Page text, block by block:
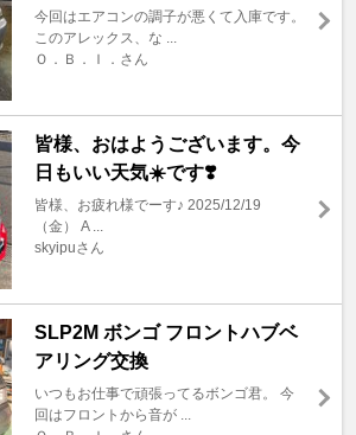
今回はエアコンの調子が悪くて入庫です。
このアレックス、な ...
Ｏ．Ｂ．Ｉ．さん
皆様、おはようございます。今
日もいい天気☀️です❣️
皆様、お疲れ様でーす♪ 2025/12/19
（金） A ...
skyipuさん
SLP2M ボンゴ フロントハブベ
アリング交換
いつもお仕事で頑張ってるボンゴ君。 今
回はフロントから音が ...